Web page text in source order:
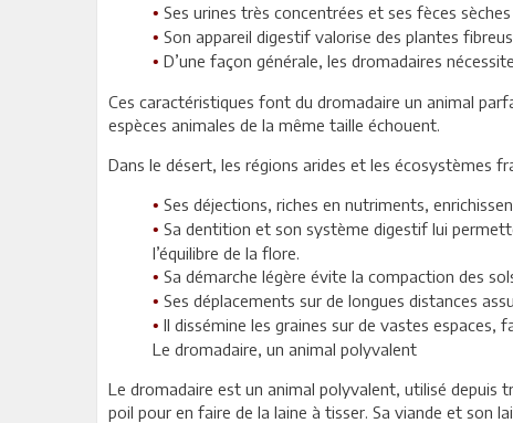
• Ses urines très concentrées et ses fèces
• Son appareil digestif valorise des plantes
• D’une façon générale, les dromadaires
Ces caractéristiques font du dromadaire un animal
espèces animales de la même taille échouent.
Dans le désert, les régions arides et les écosystèmes
• Ses déjections, riches en nutriments,
• Sa dentition et son système digestif lui
l’équilibre de la flore.
• Sa démarche légère évite la compaction des
• Ses déplacements sur de longues distances
• Il dissémine les graines sur de vastes
Le dromadaire, un animal polyvalent
Le dromadaire est un animal polyvalent, utilisé
poil pour en faire de la laine à tisser. Sa viande et